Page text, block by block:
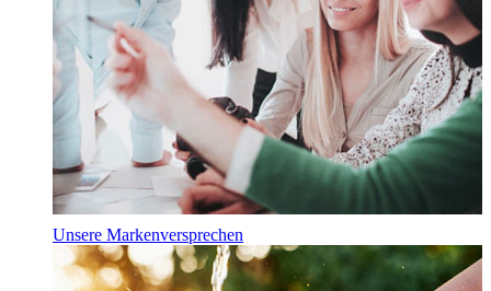
Unsere Markenversprechen